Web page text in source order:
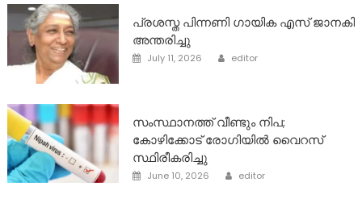
പ്രശസ്ത പിന്നണി ഗായിക എസ് ജാനകി
അന്തരിച്ചു
Posted
July 11, 2026 Author
editor
സംസ്ഥാനത്ത് വീണ്ടും നിപ;
കോഴിക്കോട് രോഗിയിൽ വൈറസ്
സ്ഥിരീകരിച്ചു
Posted
June 10, 2026 Author
editor